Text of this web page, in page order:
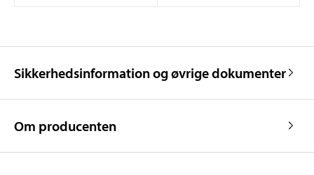
Sikkerhedsinformation og øvrige dokumenter
Om producenten